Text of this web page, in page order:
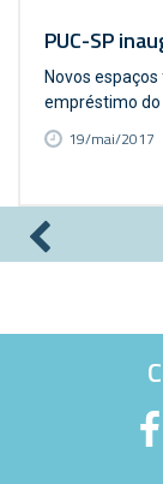
PUC-SP
Novos
empréstimo do
19/mai/2017
Páginas